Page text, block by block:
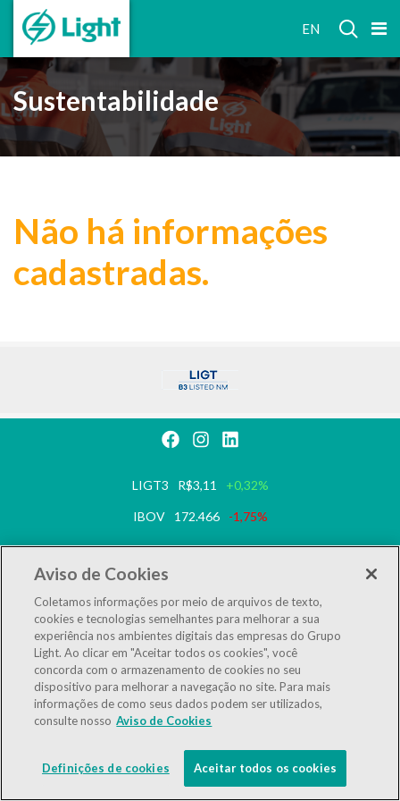
EN
Sustentabilidade
Não há informações
cadastradas.
LIGT3 R$3,11 +0,32%
IBOV 172.466 -1,75%
Powered byMZ
Aviso de Cookies
Coletamos informações por meio de arquivos de texto,
cookies e tecnologias semelhantes para melhorar a sua
experiência nos ambientes digitais das empresas do Grupo
Light. Ao clicar em "Aceitar todos os cookies", você
concorda com o armazenamento de cookies no seu
dispositivo para melhorar a navegação no site. Para mais
informações de como seus dados podem ser utilizados,
consulte nosso Aviso de Cookies
Definições de cookies Aceitar todos os cookies